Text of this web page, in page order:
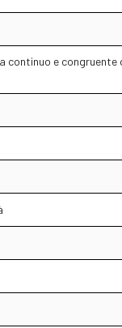
continuo e